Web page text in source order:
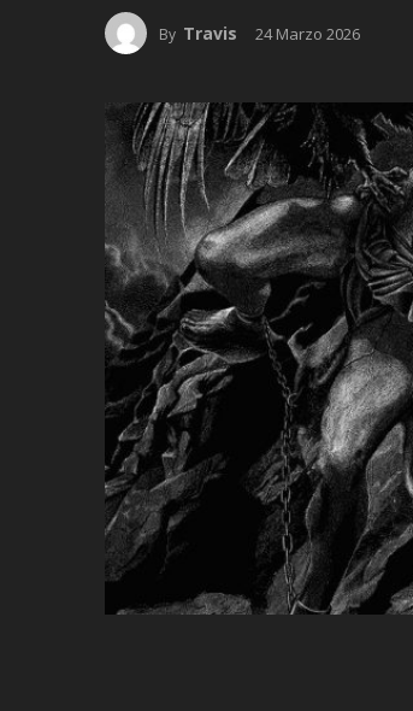
By Travis 24 Marzo 2026